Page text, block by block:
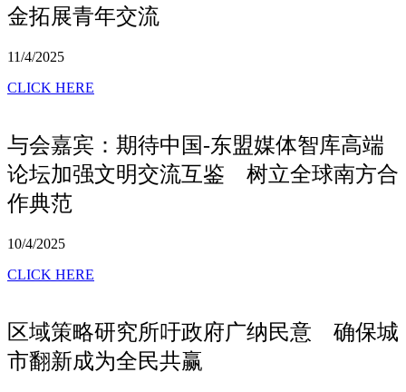
金拓展青年交流
11/4/2025
CLICK HERE
与会嘉宾：期待中国-东盟媒体智库高端
论坛加强文明交流互鉴 树立全球南方合
作典范
10/4/2025
CLICK HERE
区域策略研究所吁政府广纳民意 确保城
市翻新成为全民共赢